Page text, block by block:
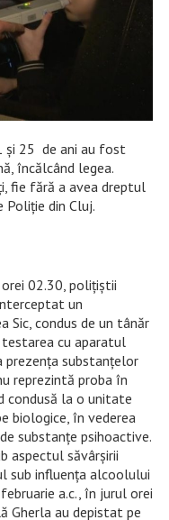
și 25 de ani au fost
încălcând legea.
fie fără a avea dreptul
Poliție din Cluj.
02.30, polițiștii
un
condus de un tânăr
testarea cu aparatul
prezența substanțelor
reprezintă proba în
condusă la o unitate
biologice, în vederea
substanțe psihoactive.
aspectul săvârșirii
sub influența alcoolului
a.c., în jurul orei
Gherla au depistat pe